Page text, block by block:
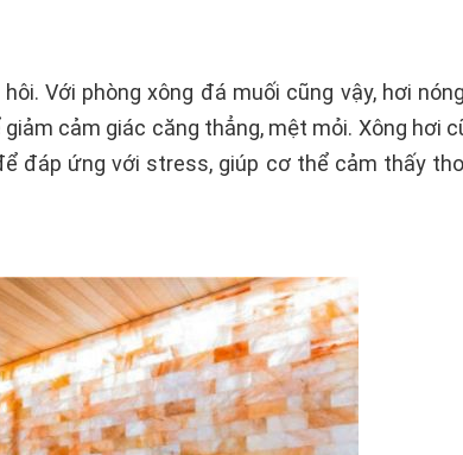
Với phòng xông đá muối cũng vậy, hơi
cảm giác căng thẳng, mệt mỏi. Xông hơi
đáp ứng với stress, giúp cơ thể cảm thấy